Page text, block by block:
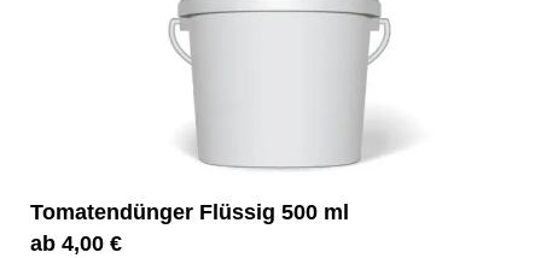
Tomatendünger Flüssig 500 ml
ab 4,00 €